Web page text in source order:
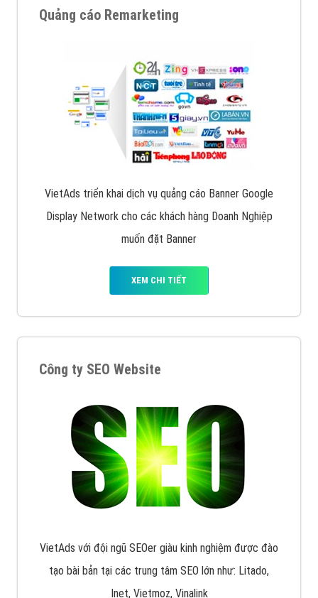
Quảng cáo Remarketing
VietAds triển khai dịch vụ quảng cáo Banner Google
Display Network cho các khách hàng Doanh Nghiệp
muốn đặt Banner
XEM CHI TIẾT
Công ty SEO Website
VietAds với đội ngũ SEOer giàu kinh nghiệm được đào
tạo bài bản tại các trung tâm SEO lớn như: Litado,
Inet, Vietmoz, Vinalink